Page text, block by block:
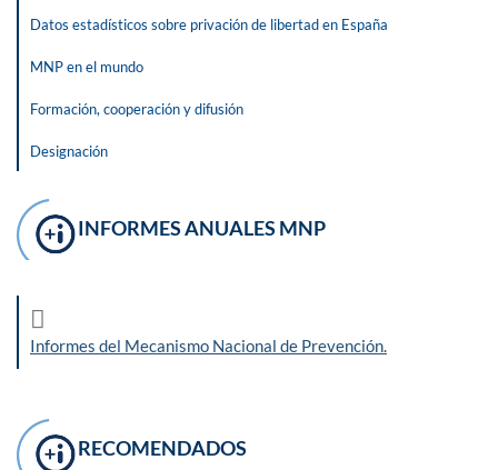
Datos estadísticos sobre privación de libertad en España
MNP en el mundo
Formación, cooperación y difusión
Designación
INFORMES ANUALES MNP
Informes del Mecanismo Nacional de Prevención.
RECOMENDADOS